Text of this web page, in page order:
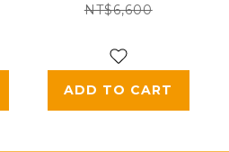
【KS】凍齡奇肌全
(50ml*2)
NT$6,600
ADD TO CART